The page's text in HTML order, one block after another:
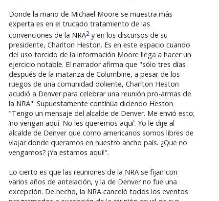
Donde la mano de Michael Moore se muestra más
experta es en el trucado tratamiento de las
convenciones de la NRA2y en los discursos de su
presidente, Charlton Heston. Es en este espacio cuando
del uso torcido de la información Moore llega a hacer un
ejercicio notable. El narrador afirma que "sólo tres días
después de la matanza de Columbine, a pesar de los
ruegos de una comunidad doliente, Charlton Heston
acudió a Denver para celebrar una reunión pro-armas de
la NRA". Supuestamente continúa diciendo Heston
"Tengo un mensaje del alcalde de Denver. Me envió esto;
‘no vengan aquí. No les queremos aquí’. Yo le dije al
alcalde de Denver que como americanos somos libres de
viajar donde queramos en nuestro ancho país. ¿Que no
vengamos? ¡Ya estamos aquí!".
Lo cierto es que las reuniones de la NRA se fijan con
varios años de antelación, y la de Denver no fue una
excepción. De hecho, la NRA canceló todos los eventos